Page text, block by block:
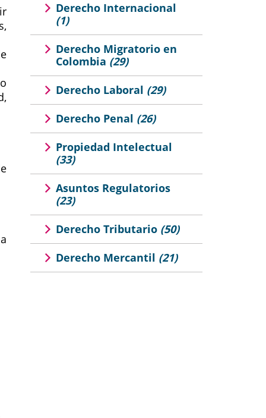
Derecho Internacional
(1)
Derecho Migratorio en
Colombia (29)
Derecho Laboral (29)
Derecho Penal (26)
Propiedad Intelectual
(33)
Asuntos Regulatorios
(23)
Derecho Tributario (50)
Derecho Mercantil (21)